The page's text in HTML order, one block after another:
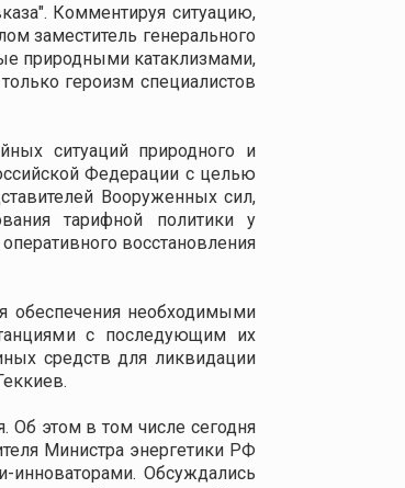
Комментируя ситуацию,
заместитель генерального
природными катаклизмами,
героизм специалистов
ситуаций природного и
Федерации с целью
Вооруженных сил,
тарифной политики у
восстановления
обеспечения необходимыми
с последующим их
средств для ликвидации
Об этом в том числе сегодня
Министра энергетики РФ
Обсуждались